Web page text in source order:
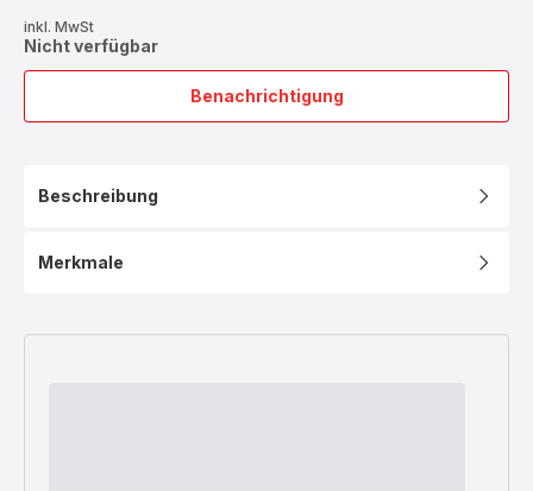
inkl. MwSt
Nicht verfügbar
Benachrichtigung
2
Donuts-
Beschreibung
Merkmale